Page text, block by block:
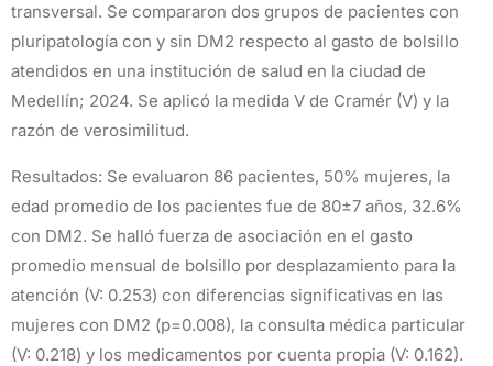
transversal. Se compararon dos grupos de pacientes con
pluripatología con y sin DM2 respecto al gasto de bolsillo
atendidos en una institución de salud en la ciudad de
Medellín; 2024. Se aplicó la medida V de Cramér (V) y la
razón de verosimilitud.
Resultados: Se evaluaron 86 pacientes, 50% mujeres, la
edad promedio de los pacientes fue de 80±7 años, 32.6%
con DM2. Se halló fuerza de asociación en el gasto
promedio mensual de bolsillo por desplazamiento para la
atención (V: 0.253) con diferencias significativas en las
mujeres con DM2 (p=0.008), la consulta médica particular
(V: 0.218) y los medicamentos por cuenta propia (V: 0.162).